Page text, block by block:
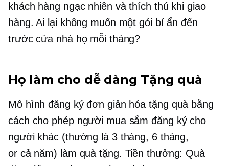
khách hàng ngạc nhiên và thích thú khi giao
hàng. Ai lại không muốn một gói bí ẩn đến
trước cửa nhà họ mỗi tháng?
Họ làm cho dễ dàng Tặng quà
Mô hình đăng ký đơn giản hóatặng quà bằng
cách cho phép người mua sắm đăng ký cho
người khác (thường là 3 tháng, 6 tháng,
or cả năm) làm quà tặng. Tiền thưởng: Quà